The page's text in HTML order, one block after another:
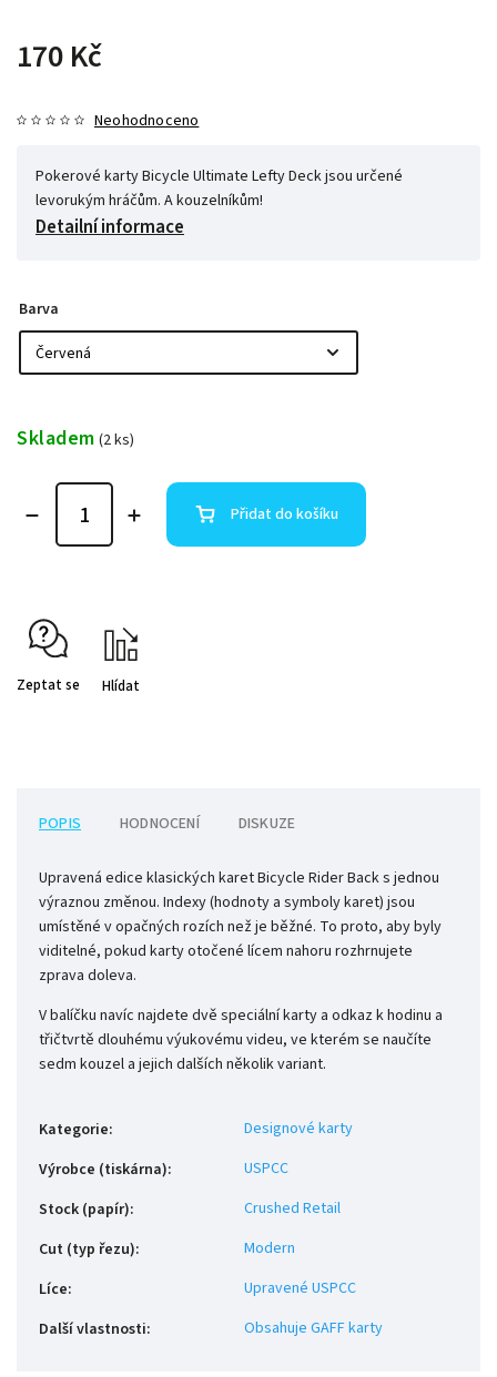
170 Kč
Neohodnoceno
Pokerové karty Bicycle Ultimate Lefty Deck jsou určené
levorukým hráčům. A kouzelníkům!
Detailní informace
Barva
Skladem (2 ks)
Přidat do košíku
Zeptat se Hlídat
POPIS HODNOCENÍ DISKUZE
Upravená edice klasických karet Bicycle Rider Back s jednou
výraznou změnou. Indexy (hodnoty a symboly karet) jsou
umístěné v opačných rozích než je běžné. To proto, aby byly
viditelné, pokud karty otočené lícem nahoru rozhrnujete
zprava doleva.
V balíčku navíc najdete dvě speciální karty a odkaz k hodinu a
třičtvrtě dlouhému výukovému videu, ve kterém se naučíte
sedm kouzel a jejich dalších několik variant.
Kategorie:
Designové karty
Výrobce (tiskárna):
USPCC
Stock (papír):
Crushed Retail
Cut (typ řezu):
Modern
Líce:
Upravené USPCC
Další vlastnosti: Obsahuje GAFF karty